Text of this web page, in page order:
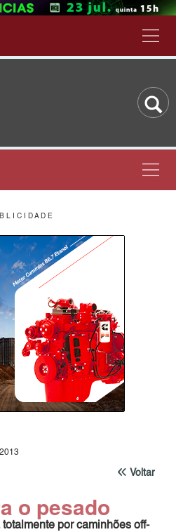
L I C I D A D E
Voltar
o pesado
por caminhões off-